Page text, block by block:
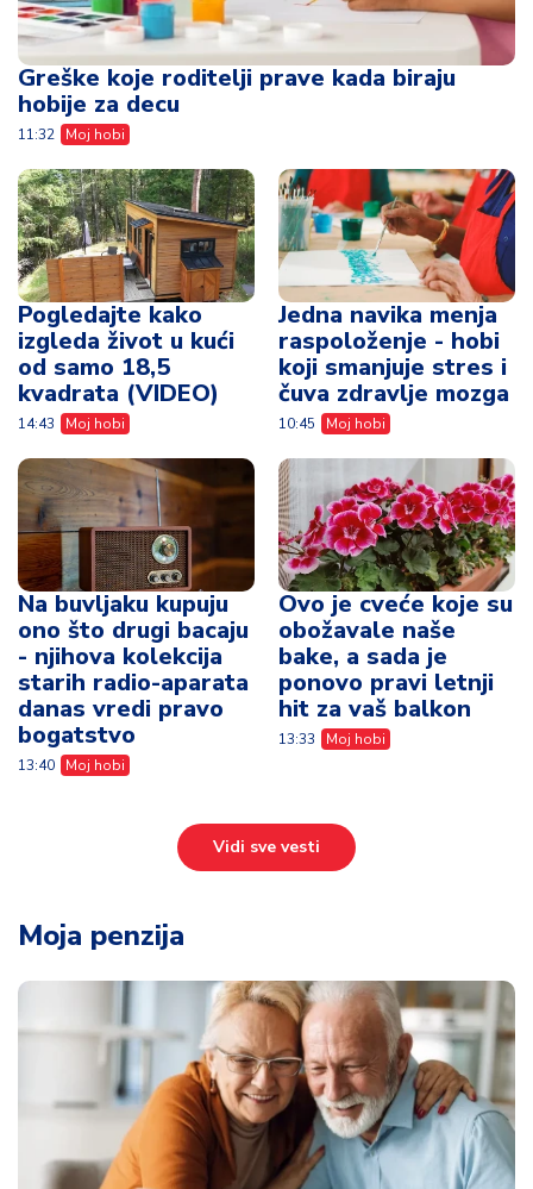
Greške koje roditelji prave kada biraju
hobije za decu
11:32 Moj hobi
Pogledajte kako
izgleda život u kući
od samo 18,5
kvadrata (VIDEO)
14:43 Moj hobi
Jedna navika menja
raspoloženje - hobi
koji smanjuje stres i
čuva zdravlje mozga
10:45 Moj hobi
Na buvljaku kupuju
ono što drugi bacaju
- njihova kolekcija
starih radio-aparata
danas vredi pravo
bogatstvo
13:40 Moj hobi
Ovo je cveće koje su
obožavale naše
bake, a sada je
ponovo pravi letnji
hit za vaš balkon
13:33 Moj hobi
Vidi sve vesti
Moja penzija